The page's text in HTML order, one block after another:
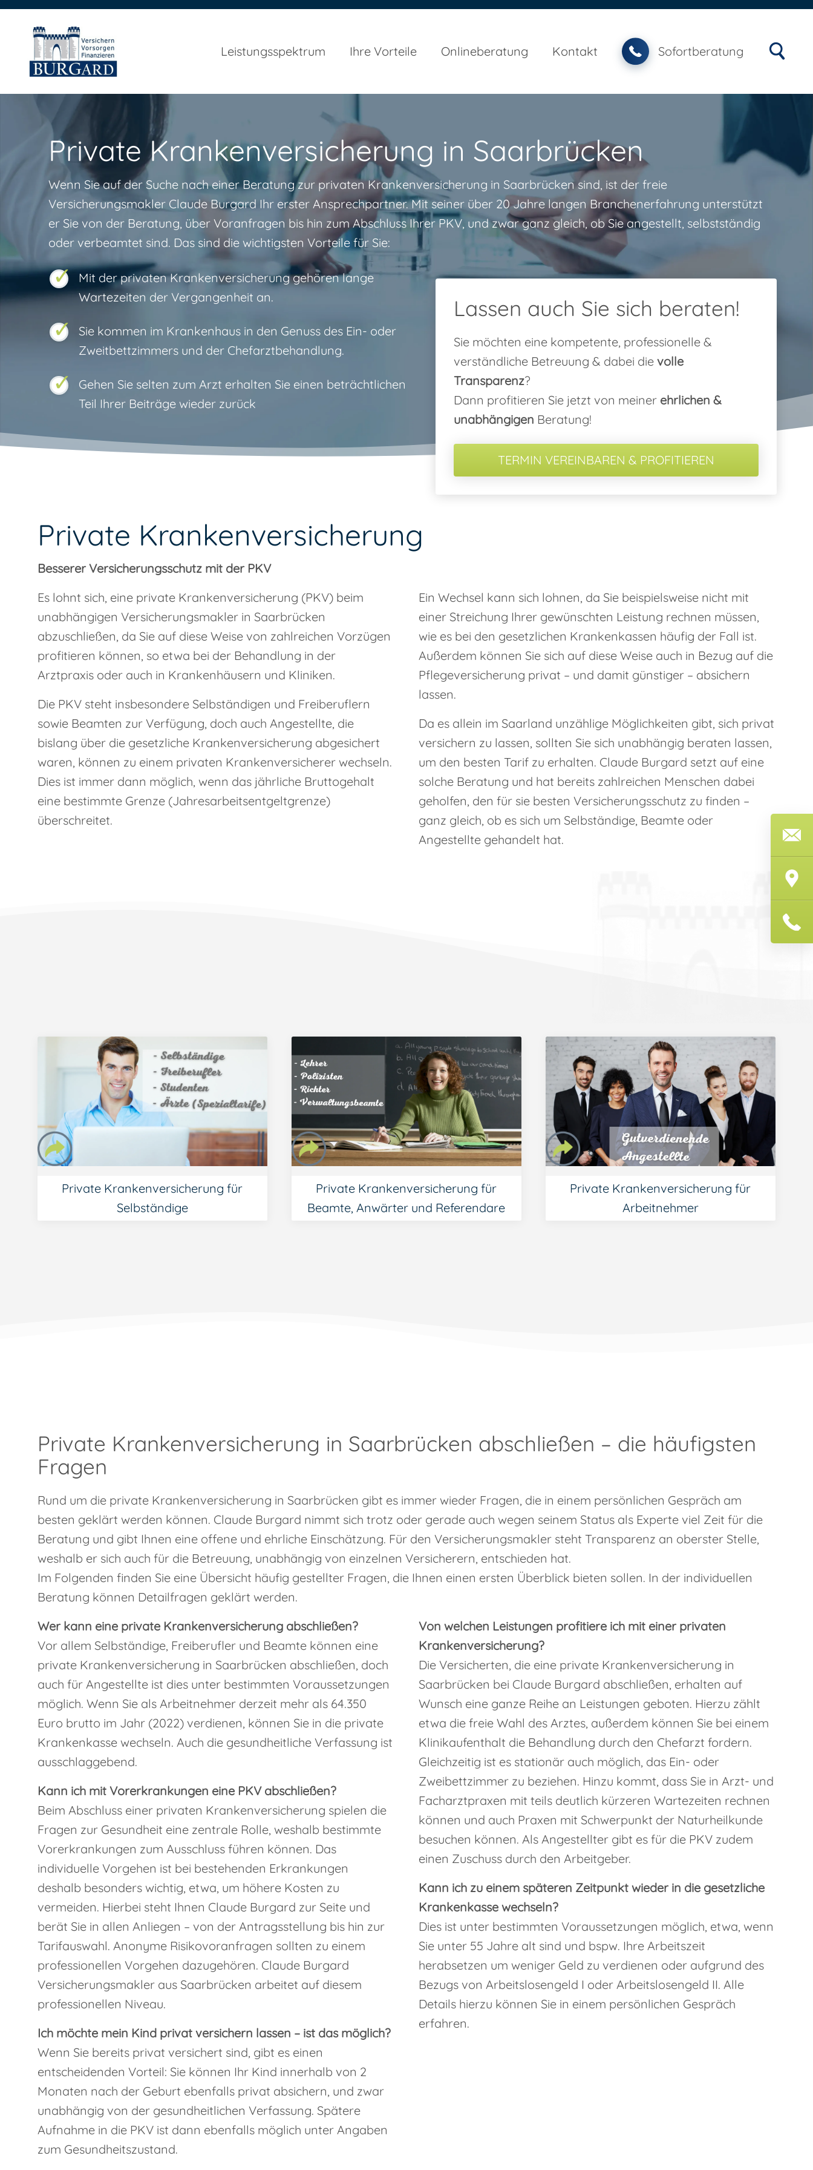
Leistungsspektrum Ihre Vorteile Onlineberatung Kontakt Sofortberatung
Private Krankenversicherung in Saarbrücken
Wenn Sie auf der Suche nach einer Beratung zur privaten Krankenversicherung in Saarbrücken sind, ist der freie
Versicherungsmakler Claude Burgard Ihr erster Ansprechpartner. Mit seiner über 20 Jahre langen Branchenerfahrung unterstützt
er Sie von der Beratung, über Voranfragen bis hin zum Abschluss Ihrer PKV, und zwar ganz gleich, ob Sie angestellt, selbstständig
oder verbeamtet sind. Das sind die wichtigsten Vorteile für Sie:
Mit der privaten Krankenversicherung gehören lange
Wartezeiten der Vergangenheit an.
Sie kommen im Krankenhaus in den Genuss des Ein- oder
Zweitbettzimmers und der Chefarztbehandlung.
Gehen Sie selten zum Arzt erhalten Sie einen beträchtlichen
Teil Ihrer Beiträge wieder zurück
Lassen auch Sie sich beraten!
Sie möchten eine kompetente, professionelle &
verständliche Betreuung & dabei die volle
Transparenz?
Dann profitieren Sie jetzt von meiner ehrlichen &
unabhängigen Beratung!
TERMIN VEREINBAREN & PROFITIEREN
Private Kranken­versicherung
Besserer Versicherungsschutz mit der PKV
Es lohnt sich, eine private Krankenversicherung (PKV) beim
unabhängigen Versicherungsmakler in Saarbrücken
abzuschließen, da Sie auf diese Weise von zahlreichen Vorzügen
profitieren können, so etwa bei der Behandlung in der
Arztpraxis oder auch in Krankenhäusern und Kliniken.
Die PKV steht insbesondere Selbständigen und Freiberuflern
sowie Beamten zur Verfügung, doch auch Angestellte, die
bislang über die gesetzliche Krankenversicherung abgesichert
waren, können zu einem privaten Krankenversicherer wechseln.
Dies ist immer dann möglich, wenn das jährliche Bruttogehalt
eine bestimmte Grenze (Jahresarbeitsentgeltgrenze)
überschreitet.
Ein Wechsel kann sich lohnen, da Sie beispielsweise nicht mit
einer Streichung Ihrer gewünschten Leistung rechnen müssen,
wie es bei den gesetzlichen Krankenkassen häufig der Fall ist.
Außerdem können Sie sich auf diese Weise auch in Bezug auf die
Pflegeversicherung privat – und damit günstiger – absichern
lassen.
Da es allein im Saarland unzählige Möglichkeiten gibt, sich privat
versichern zu lassen, sollten Sie sich unabhängig beraten lassen,
um den besten Tarif zu erhalten. Claude Burgard setzt auf eine
solche Beratung und hat bereits zahlreichen Menschen dabei
geholfen, den für sie besten Versicherungsschutz zu finden –
ganz gleich, ob es sich um Selbständige, Beamte oder
Angestellte gehandelt hat.
Private Krankenversicherung für
Selbständige
Private Krankenversicherung für
Beamte, Anwärter und Referendare
Private Krankenversicherung für
Arbeitnehmer
Private Krankenversicherung in Saarbrücken abschließen – die häufigsten
Fragen
Rund um die private Krankenversicherung in Saarbrücken gibt es immer wieder Fragen, die in einem persönlichen Gespräch am
besten geklärt werden können. Claude Burgard nimmt sich trotz oder gerade auch wegen seinem Status als Experte viel Zeit für die
Beratung und gibt Ihnen eine offene und ehrliche Einschätzung. Für den Versicherungsmakler steht Transparenz an oberster Stelle,
weshalb er sich auch für die Betreuung, unabhängig von einzelnen Versicherern, entschieden hat.
Im Folgenden finden Sie eine Übersicht häufig gestellter Fragen, die Ihnen einen ersten Überblick bieten sollen. In der individuellen
Beratung können Detailfragen geklärt werden.
Wer kann eine private Krankenversicherung abschließen?
Vor allem Selbständige, Freiberufler und Beamte können eine
private Krankenversicherung in Saarbrücken abschließen, doch
auch für Angestellte ist dies unter bestimmten Voraussetzungen
möglich. Wenn Sie als Arbeitnehmer derzeit mehr als 64.350
Euro brutto im Jahr (2022) verdienen, können Sie in die private
Krankenkasse wechseln. Auch die gesundheitliche Verfassung ist
ausschlaggebend.
Kann ich mit Vorerkrankungen eine PKV abschließen?
Beim Abschluss einer privaten Krankenversicherung spielen die
Fragen zur Gesundheit eine zentrale Rolle, weshalb bestimmte
Vorerkrankungen zum Ausschluss führen können. Das
individuelle Vorgehen ist bei bestehenden Erkrankungen
deshalb besonders wichtig, etwa, um höhere Kosten zu
vermeiden. Hierbei steht Ihnen Claude Burgard zur Seite und
berät Sie in allen Anliegen – von der Antragsstellung bis hin zur
Tarifauswahl. Anonyme Risikovoranfragen sollten zu einem
professionellen Vorgehen dazugehören. Claude Burgard
Versicherungsmakler aus Saarbrücken arbeitet auf diesem
professionellen Niveau.
Ich möchte mein Kind privat versichern lassen – ist das möglich?
Wenn Sie bereits privat versichert sind, gibt es einen
entscheidenden Vorteil: Sie können Ihr Kind innerhalb von 2
Monaten nach der Geburt ebenfalls privat absichern, und zwar
unabhängig von der gesundheitlichen Verfassung. Spätere
Aufnahme in die PKV ist dann ebenfalls möglich unter Angaben
zum Gesundheitszustand.
Von welchen Leistungen profitiere ich mit einer privaten
Krankenversicherung?
Die Versicherten, die eine private Krankenversicherung in
Saarbrücken bei Claude Burgard abschließen, erhalten auf
Wunsch eine ganze Reihe an Leistungen geboten. Hierzu zählt
etwa die freie Wahl des Arztes, außerdem können Sie bei einem
Klinikaufenthalt die Behandlung durch den Chefarzt fordern.
Gleichzeitig ist es stationär auch möglich, das Ein- oder
Zweibettzimmer zu beziehen. Hinzu kommt, dass Sie in Arzt- und
Facharztpraxen mit teils deutlich kürzeren Wartezeiten rechnen
können und auch Praxen mit Schwerpunkt der Naturheilkunde
besuchen können. Als Angestellter gibt es für die PKV zudem
einen Zuschuss durch den Arbeitgeber.
Kann ich zu einem späteren Zeitpunkt wieder in die gesetzliche
Krankenkasse wechseln?
Dies ist unter bestimmten Voraussetzungen möglich, etwa, wenn
Sie unter 55 Jahre alt sind und bspw. Ihre Arbeitszeit
herabsetzen um weniger Geld zu verdienen oder aufgrund des
Bezugs von Arbeitslosengeld I oder Arbeitslosengeld II. Alle
Details hierzu können Sie in einem persönlichen Gespräch
erfahren.